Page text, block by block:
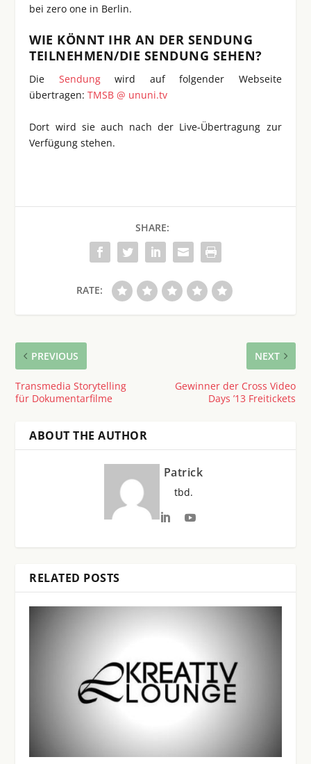
bei zero one in Berlin.
WIE KÖNNT IHR AN DER SENDUNG
TEILNEHMEN/DIE SENDUNG SEHEN?
Die Sendungwird auf folgender Webseite
übertragen:TMSB @ ununi.tv
Dort wird sie auch nach der Live-Übertragung zur
Verfügung stehen.
SHARE:
RATE:
PREVIOUS
Transmedia Storytelling
für Dokumentarfilme
NEXT
Gewinner der Cross Video
Days ’13 Freitickets
ABOUT THE AUTHOR
Patrick
tbd.
RELATED POSTS